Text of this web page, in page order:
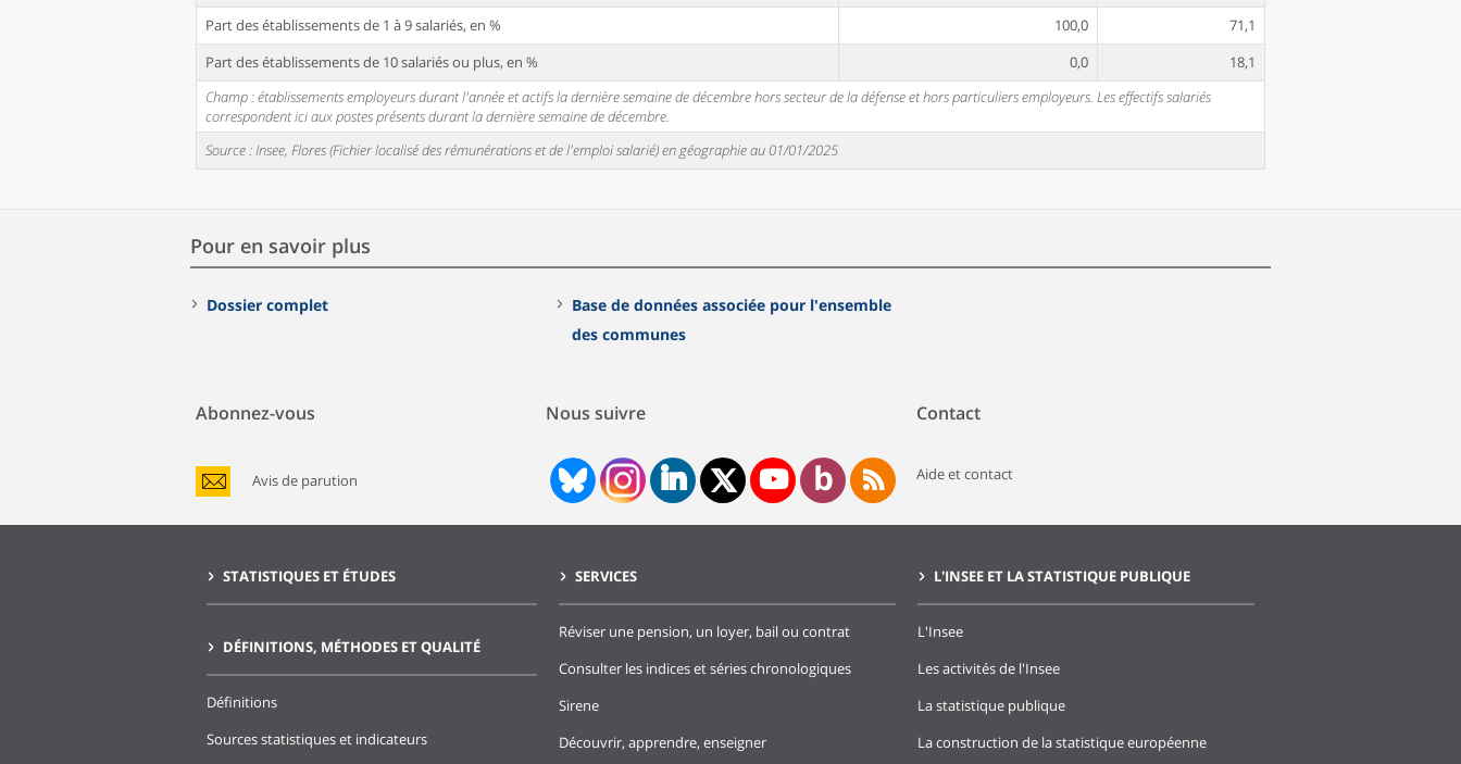
Part des établissements de 1 à 9 salariés, en %
100,0
71,1
Part des établissements de 10 salariés ou plus, en %
0,0
18,1
Champ : établissements employeurs durant l'année et actifs la dernière semaine de décembre hors secteur de la défense et hors particuliers employeurs. Les effectifs salariés
correspondent ici aux postes présents durant la dernière semaine de décembre.
Source : Insee, Flores (Fichier localisé des rémunérations et de l'emploi salarié) en géographie au 01/01/2025
Pour en savoir plus
Dossier complet
Base de données associée pour l'ensemble
des communes
Abonnez-vous
Avis de parution
Nous suivre Contact
Aide et contact
STATISTIQUES ET ÉTUDES
DÉFINITIONS, MÉTHODES ET QUALITÉ
Définitions
Sources statistiques et indicateurs
SERVICES
Réviser une pension, un loyer, bail ou contrat
Consulter les indices et séries chronologiques
Sirene
Découvrir, apprendre, enseigner
L'INSEE ET LA STATISTIQUE PUBLIQUE
L'Insee
Les activités de l'Insee
La statistique publique
La construction de la statistique européenne